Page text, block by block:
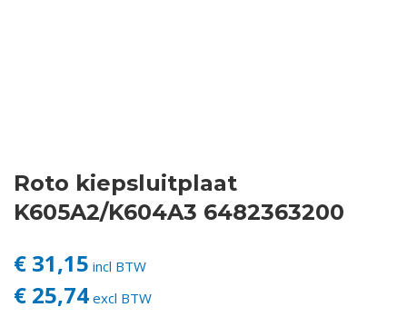
Login
Roto kiepsluitplaat
K605A2/K604A3 6482363200
€ 31,15 incl BTW
€ 25,74 excl BTW